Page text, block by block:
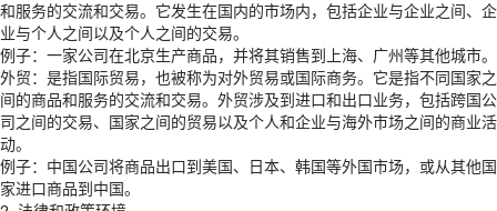
和服务的交流和交易。它发生在国内的市场内，包括企业与企业之间、企
业与个人之间以及个人之间的交易。
例子：一家公司在北京生产商品，并将其销售到上海、广州等其他城市。
外贸：是指国际贸易，也被称为对外贸易或国际商务。它是指不同国家之
间的商品和服务的交流和交易。外贸涉及到进口和出口业务，包括跨国公
司之间的交易、国家之间的贸易以及个人和企业与海外市场之间的商业活
动。
例子：中国公司将商品出口到美国、日本、韩国等外国市场，或从其他国
家进口商品到中国。